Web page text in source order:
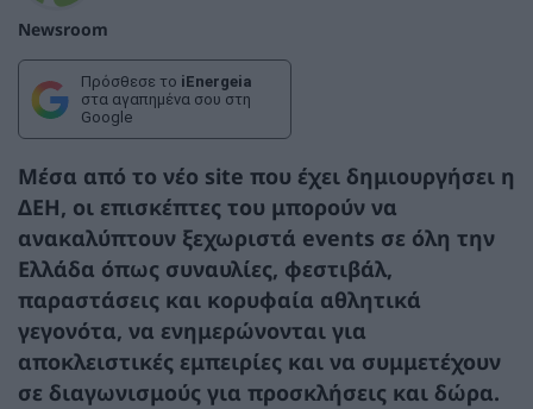
Newsroom
Πρόσθεσε το iEnergeia
στα αγαπημένα σου στη
Google
Μέσα από το νέο site που έχει δημιουργήσει η
ΔΕΗ, οι επισκέπτες του μπορούν να
ανακαλύπτουν ξεχωριστά events σε όλη την
Ελλάδα όπως συναυλίες, φεστιβάλ,
παραστάσεις και κορυφαία αθλητικά
γεγονότα, να ενημερώνονται για
αποκλειστικές εμπειρίες και να συμμετέχουν
σε διαγωνισμούς για προσκλήσεις και δώρα.